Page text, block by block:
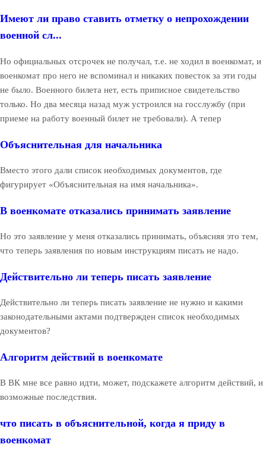
Имеют ли право ставить отметку о непрохождении
военной сл...
Но официальных отсрочек не получал, т.е. не ходил в военкомат, и
военкомат про него не вспоминал и никаких повесток за эти годы
не было. Военного билета нет, есть приписное свидетельство
только. Но два месяца назад муж устроился на госслужбу (при
приеме на работу военный билет не требовали). А тепер
Объяснительная для начальника
Вместо этого дали список необходимых документов, где
фигурирует «Объяснительная на имя начальника».
В военкомате отказались принимать заявление
Но это заявление у меня отказались принимать, объясняя это тем,
что теперь заявления по новым инструкциям писать не надо.
Действительно ли теперь писать заявление
Действительно ли теперь писать заявление не нужно и какими
законодательными актами подтвержден список необходимых
документов?
Алгоритм действий в военкомате
В ВК мне все равно идти, может, подскажете алгоритм действий, и
возможные последствия.
что писать в объяснительной, когда я приду в
военкомат